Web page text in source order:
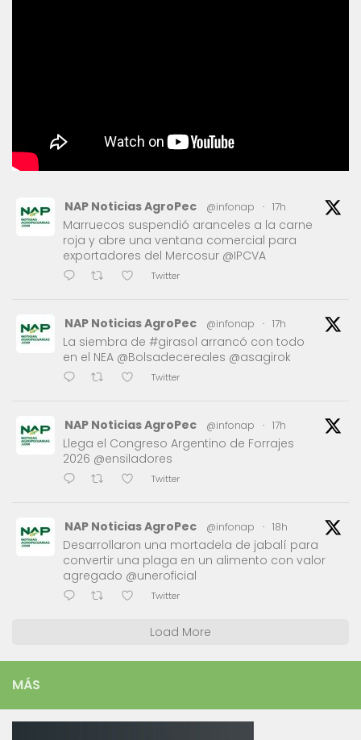
NAP Noticias AgroPec @infonap · 17h
Marruecos suspendió aranceles a la carne
roja y abre una ventana comercial para
exportadores del Mercosur @IPCVA
Twitter
NAP Noticias AgroPec @infonap · 17h
La siembra de #girasol arrancó con todo
en el NEA @Bolsadecereales @asagirok
Twitter
NAP Noticias AgroPec @infonap · 17h
Llega el Congreso Argentino de Forrajes
2026 @ensiladores
Twitter
NAP Noticias AgroPec @infonap · 18h
Desarrollaron una mortadela de jabalí para
convertir una plaga en un alimento con valor
agregado @uneroficial
Twitter
Load More
MÁS